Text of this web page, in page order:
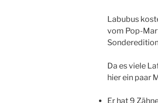
Labubus
vom Pop-
Da es viele
hier ein paar
Er hat 9